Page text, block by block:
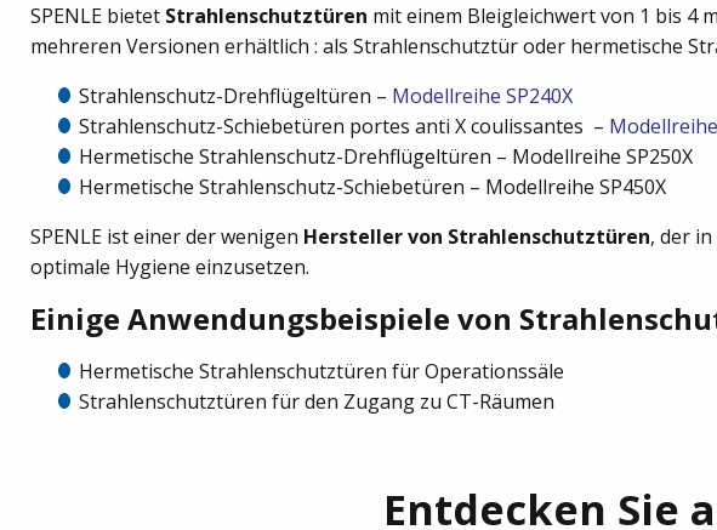
SPENLE bietet Strahlenschutztüren mit einem Bleigleichwert von 1 bis 4
mehreren Versionen erhältlich : als Strahlenschutztür oder hermetische
Strahlenschutz-Drehflügeltüren – Modellreihe SP240X
Strahlenschutz-Schiebetüren portes anti X coulissantes – Modellreihe
Hermetische Strahlenschutz-Drehflügeltüren – Modellreihe SP250X
Hermetische Strahlenschutz-Schiebetüren – Modellreihe SP450X
SPENLE ist einer der wenigen Hersteller von Strahlenschutztüren, der
optimale Hygiene einzusetzen.
Einige Anwendungsbeispiele von
Hermetische Strahlenschutztüren für Operationssäle
Strahlenschutztüren für den Zugang zu CT-Räumen
Entdecken Sie